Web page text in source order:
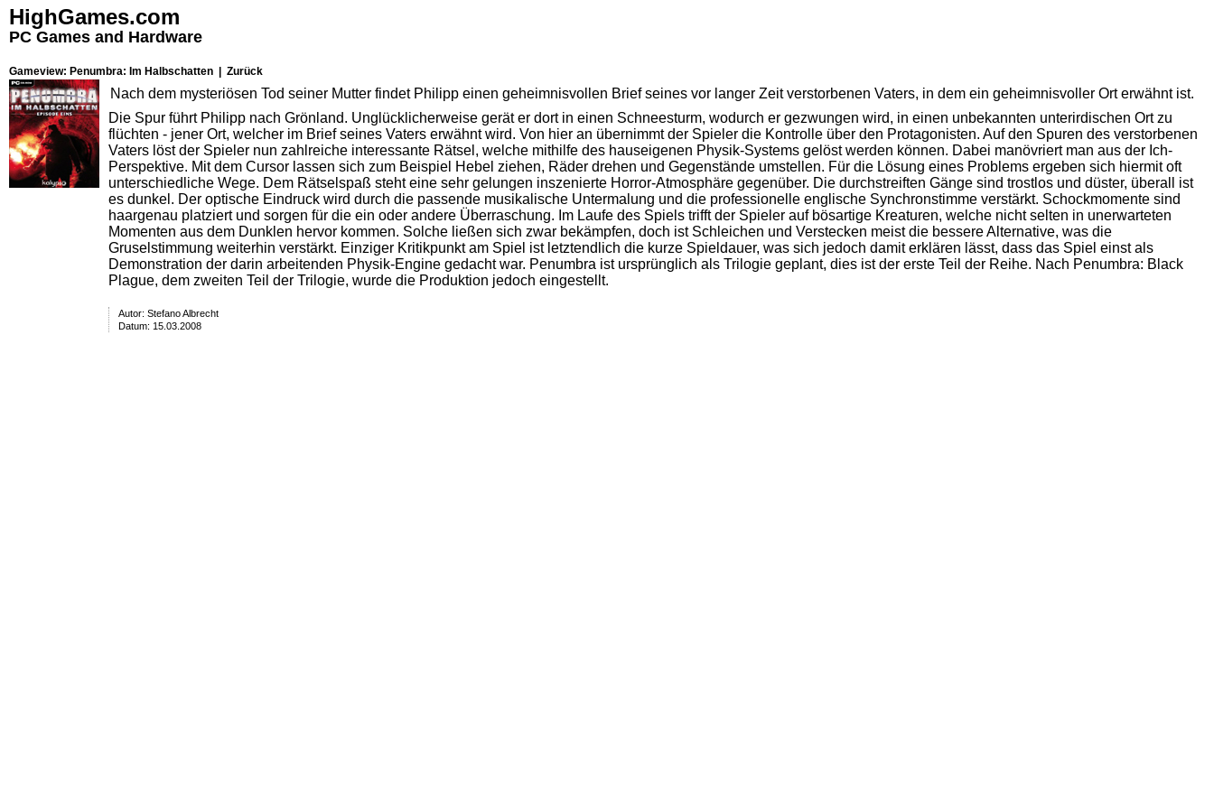
HighGames.com
PC Games and Hardware
Gameview: Penumbra: Im Halbschatten | Zurück
Nach dem mysteriösen Tod seiner Mutter findet Philipp einen geheimnisvollen Brief seines vor langer Zeit verstorbenen Vaters, in dem ein geheimnisvoller Ort erwähnt ist.
Die Spur führt Philipp nach Grönland. Unglücklicherweise gerät er dort in einen Schneesturm, wodurch er gezwungen wird, in einen unbekannten unterirdischen Ort zu
flüchten - jener Ort, welcher im Brief seines Vaters erwähnt wird. Von hier an übernimmt der Spieler die Kontrolle über den Protagonisten. Auf den Spuren des verstorbenen
Vaters löst der Spieler nun zahlreiche interessante Rätsel, welche mithilfe des hauseigenen Physik-Systems gelöst werden können. Dabei manövriert man aus der Ich-
Perspektive. Mit dem Cursor lassen sich zum Beispiel Hebel ziehen, Räder drehen und Gegenstände umstellen. Für die Lösung eines Problems ergeben sich hiermit oft
unterschiedliche Wege. Dem Rätselspaß steht eine sehr gelungen inszenierte Horror-Atmosphäre gegenüber. Die durchstreiften Gänge sind trostlos und düster, überall ist
es dunkel. Der optische Eindruck wird durch die passende musikalische Untermalung und die professionelle englische Synchronstimme verstärkt. Schockmomente sind
haargenau platziert und sorgen für die ein oder andere Überraschung. Im Laufe des Spiels trifft der Spieler auf bösartige Kreaturen, welche nicht selten in unerwarteten
Momenten aus dem Dunklen hervor kommen. Solche ließen sich zwar bekämpfen, doch ist Schleichen und Verstecken meist die bessere Alternative, was die
Gruselstimmung weiterhin verstärkt. Einziger Kritikpunkt am Spiel ist letztendlich die kurze Spieldauer, was sich jedoch damit erklären lässt, dass das Spiel einst als
Demonstration der darin arbeitenden Physik-Engine gedacht war. Penumbra ist ursprünglich als Trilogie geplant, dies ist der erste Teil der Reihe. Nach Penumbra: Black
Plague, dem zweiten Teil der Trilogie, wurde die Produktion jedoch eingestellt.
Autor: Stefano Albrecht
Datum: 15.03.2008